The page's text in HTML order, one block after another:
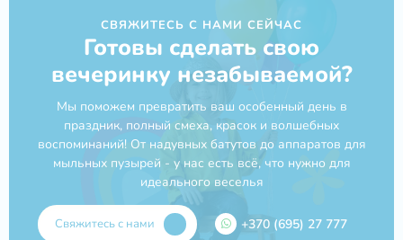
СВЯЖИТЕСЬ С НАМИ СЕЙЧАС
Готовы сделать свою
вечеринку незабываемой?
Мы поможем превратить ваш особенный день в
праздник, полный смеха, красок и волшебных
воспоминаний! От надувных батутов до аппаратов для
мыльных пузырей - у нас есть всё, что нужно для
идеального веселья
Свяжитесь с нами +370 (695) 27 777